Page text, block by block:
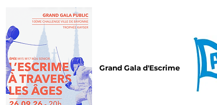
Grand Gala d'Escrime